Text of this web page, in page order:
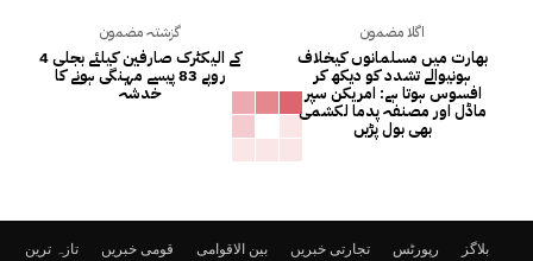
گزشتہ مضمون
کے الیکٹرک صارفین کیلئے بجلی 4
روپے 83 پیسے مہنگی ہونے کا
خدشہ
اگلا مضمون
بھارت میں مسلمانوں کیخلاف
ہونیوالے تشدد کو دیکھ کر
افسوس ہوتا ہے: امریکن سپر
ماڈل اور مصنفہ پدما لکشمی
بھی بول پڑیں
تازہ ترین قومی خبریں بین الاقوامی تجارتی خبریں رپورٹس
بلاگز